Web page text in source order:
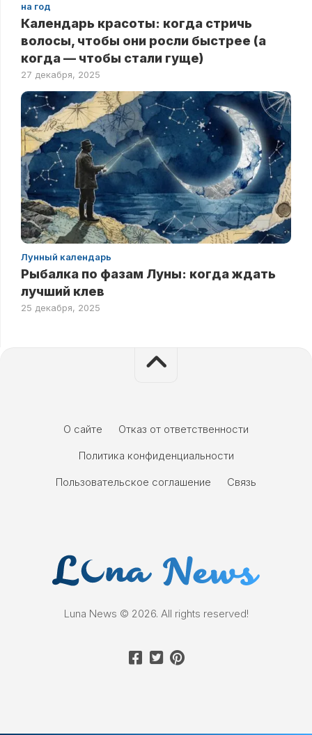
на год
Календарь красоты: когда стричь
волосы, чтобы они росли быстрее (а
когда — чтобы стали гуще)
27 декабря, 2025
Лунный календарь
Рыбалка по фазам Луны: когда ждать
лучший клев
25 декабря, 2025
О сайте
Отказ от ответственности
Политика конфиденциальности
Пользовательское соглашение
Связь
Luna News © 2026. All rights reserved!